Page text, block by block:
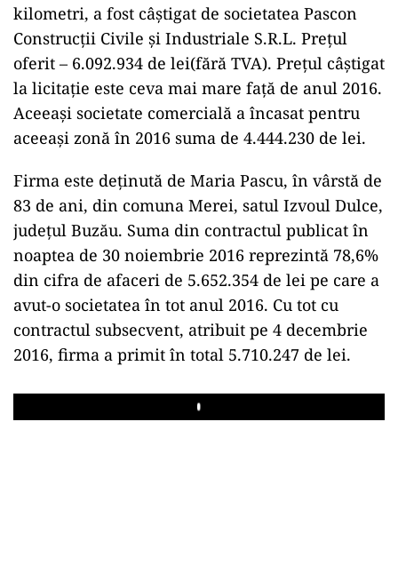
kilometri, a fost câștigat de societatea Pascon
Construcții Civile și Industriale S.R.L. Prețul
oferit – 6.092.934 de lei(fără TVA). Prețul câștigat
la licitație este ceva mai mare față de anul 2016.
Aceeași societate comercială a încasat pentru
aceeași zonă în 2016 suma de 4.444.230 de lei.
Firma este deținută de Maria Pascu, în vârstă de
83 de ani, din comuna Merei, satul Izvoul Dulce,
județul Buzău. Suma din contractul publicat în
noaptea de 30 noiembrie 2016 reprezintă 78,6%
din cifra de afaceri de 5.652.354 de lei pe care a
avut-o societatea în tot anul 2016. Cu tot cu
contractul subsecvent, atribuit pe 4 decembrie
2016, firma a primit în total 5.710.247 de lei.
Play